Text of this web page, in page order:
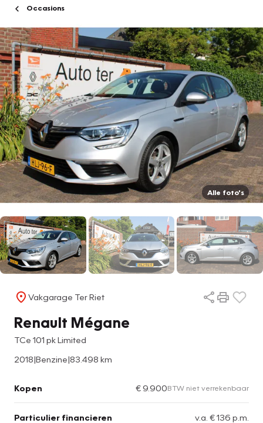
Occasions
Alle foto's
Vakgarage Ter Riet
Renault Mégane
TCe 101 pk Limited
2018|Benzine|83.498 km
Kopen € 9.900BTW niet verrekenbaar
Particulier financieren v.a. € 136 p.m.